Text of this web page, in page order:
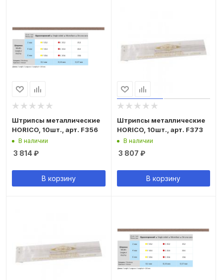
Штрипсы металлические
HORICO, 10шт., арт. F356
В наличии
3 814₽
В корзину
Штрипсы металлические
HORICO, 10шт., арт. F373
В наличии
3 807 ₽
В корзину